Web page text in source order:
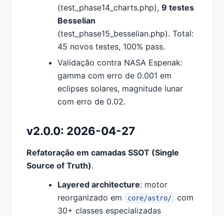
(test_phase14_charts.php), 9 testes
Besselian
(test_phase15_besselian.php). Total:
45 novos testes, 100% pass.
Validação contra NASA Espenak:
gamma com erro de 0.001 em
eclipses solares, magnitude lunar
com erro de 0.02.
v2.0.0: 2026-04-27
Refatoração em camadas SSOT (Single
Source of Truth).
Layered architecture: motor
reorganizado em
core/astro/
com
30+ classes especializadas